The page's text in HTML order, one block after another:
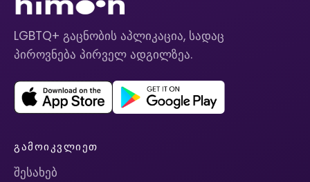
LGBTQ+ გაცნობის აპლიკაცია, სადაც
პიროვნება პირველ ადგილზეა.
ᲒᲐᲛᲝᲘᲙᲕᲚᲘᲔᲗ
შესახებ